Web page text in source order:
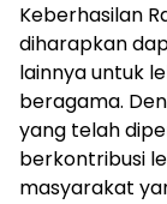
Keberhasilan
diharapkan
lainnya untuk
beragama.
yang telah
berkontribusi
masyarakat